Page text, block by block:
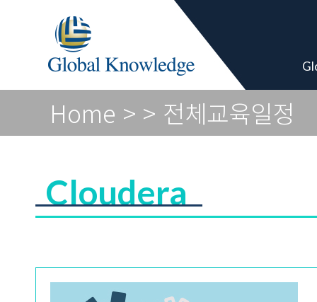
Global
Home > > 전체교육일정
Cloudera